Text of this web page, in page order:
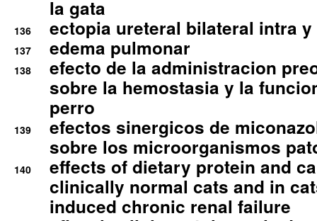
la gata
136 ectopia ureteral bilateral intra
137 edema pulmonar
138
efecto de la administracion
sobre la hemostasia y la
perro
139
efectos sinergicos de
sobre los microorganismos
140
effects of dietary protein and
clinically normal cats and in
induced chronic renal failure